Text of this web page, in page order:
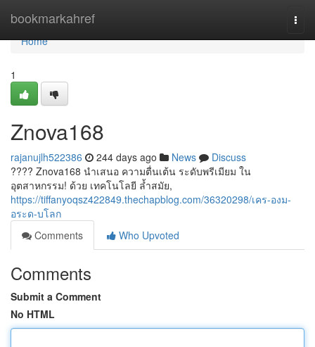
bookmarkahref
Home
Home
1
Znova168
rajanujlh522386 244 days ago News
Discuss
???? Znova168 นำเสนอ ความตื่นเต้น ระดับพรีเมียม ใน
อุตสาหกรรม! ด้วย เทคโนโลยี ล้ำสมัย,
https://tiffanyoqsz422849.thechapblog.com/36320298/เคร-องม-
อระด-บโลก
Comments
Who Upvoted
Comments
Submit a Comment
No HTML